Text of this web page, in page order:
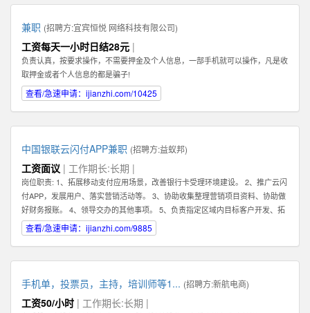
兼职 (招聘方:宜宾恒悦 网络科技有限公司)
工资每天一小时日结28元 |
负责认真，按要求操作，不需要押金及个人信息，一部手机就可以操作，凡是收
取押金或者个人信息的都是骗子!
查看/急速申请：ijianzhi.com/10425
中国银联云闪付APP兼职 (招聘方:益蚁邦)
工资面议 | 工作期长:长期 |
岗位职责: 1、拓展移动支付应用场景，改善银行卡受理环境建设。 2、推广云闪
付APP，发展用户、落实营销活动等。 3、协助收集整理营销项目资料、协助做
好财务报账。 4、领导交办的其他事项。 5、负责指定区域内目标客户开发、拓
展、维护 6、根据市场业务发展，提出积极的、符合产品的市场发展的建议和意
见。 7、迅速反馈目标市场客户的信息，及时完善服务。 8、完成销售业绩指
吃苦耐劳的精神，能够在压力下完成任务。 2、具有良好的沟通能力及客户服务
意识，可以与客户进行良好的沟通。 任职资格: 1、有强烈的责任心，以及具有
吃苦耐劳的精神，能够在压力下完成任务。 2、具有良好的沟通能力及客户服务
意识，可以与客户进行良好的沟通。
查看/急速申请：ijianzhi.com/9885
手机单，投票员，主持，培训师等1... (招聘方:新航电商)
工资50/小时 | 工作期长:长期 |